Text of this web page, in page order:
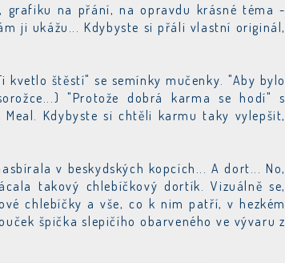
grafiku na přání, na opravdu krásné téma -
ji ukážu... Kdybyste si přáli vlastní originál,
kvetlo štěstí" se semínky mučenky. "Aby bylo
"Protože dobrá karma se hodí" s
Kdybyste si chtěli karmu taky vylepšit,
v beskydských kopcích... A dort... No,
takový chlebíčkový dortík. Vizuálně se,
chlebíčky a vše, co k nim patří, v hezkém
špička slepičího obarveného ve vývaru z